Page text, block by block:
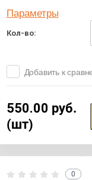
Параметры
Кол-во:
Добавить к
550.00 руб.
(шт)
0